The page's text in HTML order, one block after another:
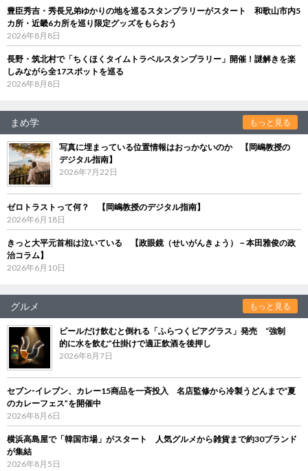
豊臣秀吉・秀長兄弟ゆかりの地を巡るスタンプラリーがスタート 和歌山市内5
カ所・近畿6カ所を巡り限定グッズをもらおう
2026年8月8日
長野・筑北村で「ちくほくタイムトラベルスタンプラリー」開催！謎解きを楽
しみながら全17スポットを巡る
2026年8月8日
まめ学 もっと見る
写真に埋まっている位置情報はおっかないのか 【岡嶋教授の
デジタル指南】
2026年7月22日
ゼロトラストって何？ 【岡嶋教授のデジタル指南】
2026年6月18日
きっと大平元首相は泣いている 【政眼鏡（せいがんきょう）－本田雅俊の政
治コラム】
2026年6月10日
グルメ もっと見る
ビールだけ飲むと倒れる「ふらつくビアグラス」発売 “強制
的に水を飲む”仕掛けで適正飲酒を後押し
2026年8月7日
セブン‐イレブン、カレー15商品を一斉投入 名店監修から冷製うどんまで“夏
のカレーフェス”を開催中
2026年8月6日
横浜高島屋で「韓国市場」がスタート 人気グルメから雑貨まで約30ブランド
が集結
2026年8月5日